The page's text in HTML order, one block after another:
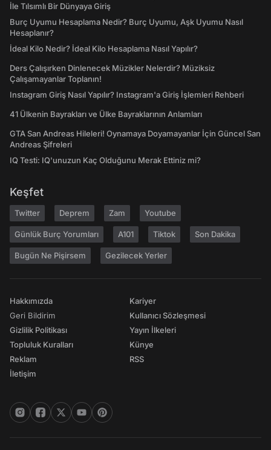
İle Tılsımlı Bir Dünyaya Giriş
Burç Uyumu Hesaplama Nedir? Burç Uyumu, Aşk Uyumu Nasıl
Hesaplanır?
İdeal Kilo Nedir? İdeal Kilo Hesaplama Nasıl Yapılır?
Ders Çalışırken Dinlenecek Müzikler Nelerdir? Müziksiz
Çalışamayanlar Toplanın!
Instagram Giriş Nasıl Yapılır? Instagram'a Giriş İşlemleri Rehberi
41 Ülkenin Bayrakları ve Ülke Bayraklarının Anlamları
GTA San Andreas Hileleri! Oynamaya Doyamayanlar İçin Güncel San
Andreas Şifreleri
IQ Testi: IQ'unuzun Kaç Olduğunu Merak Ettiniz mi?
Keşfet
Twitter Deprem Zam Youtube
Günlük Burç Yorumları A101 Tiktok Son Dakika
Bugün Ne Pişirsem Gezilecek Yerler
Hakkımızda
Geri Bildirim
Gizlilik Politikası
Topluluk Kuralları
Reklam
İletişim
Kariyer
Kullanıcı Sözleşmesi
Yayın İlkeleri
Künye
RSS